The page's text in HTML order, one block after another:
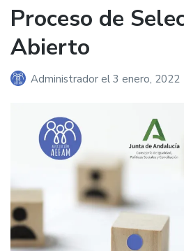
Proceso de
Abierto
Administrador el 3 enero, 2022